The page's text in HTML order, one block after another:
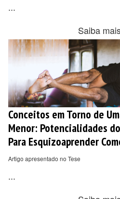
...
Saiba
Conceitos em Torno de
Menor: Potencialidades
Para Esquizoaprender
Artigo apresentado no Tese
...